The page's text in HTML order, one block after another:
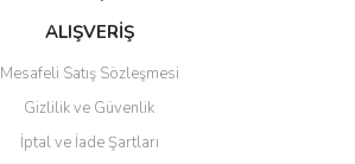
ALIŞVERİŞ
Mesafeli Satış Sözleşmesi
Gizlilik ve Güvenlik
İptal ve İade Şartları